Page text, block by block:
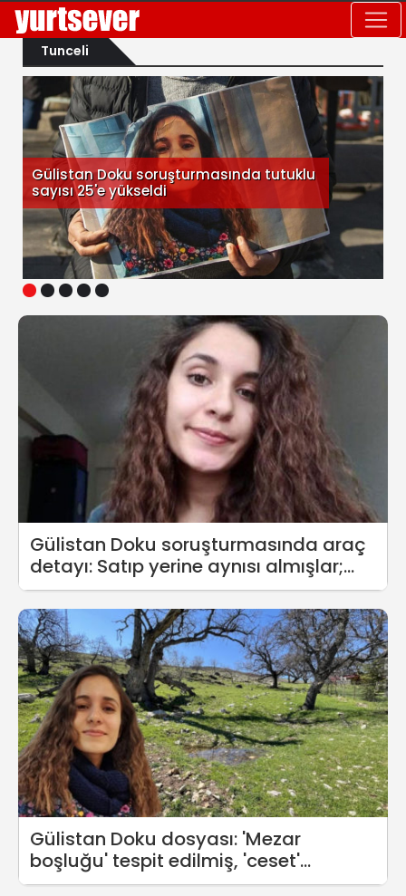
Tunceli
1 2 3 4 5
Gülistan Doku soruşturmasında tutuklu
sayısı 25'e yükseldi
Gülistan Doku soruşturmasında araç
detayı: Satıp yerine aynısı almışlar;
eski plakayı takmışlar
Gülistan Doku dosyası: 'Mezar
boşluğu' tespit edilmiş, 'ceset'
bulunamamış